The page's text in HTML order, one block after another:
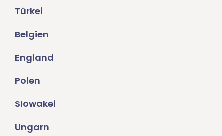
Türkei
Belgien
England
Polen
Slowakei
Ungarn